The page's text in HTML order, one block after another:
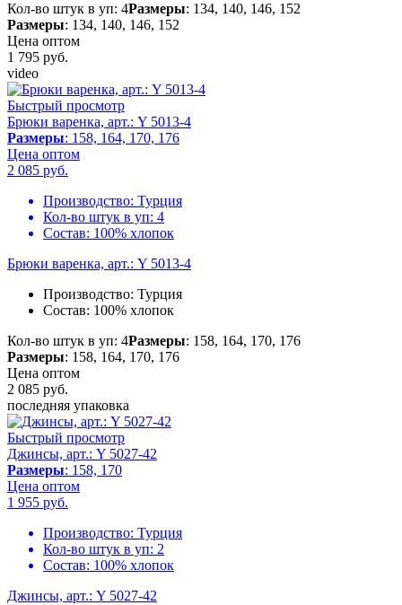
Кол-во штук в уп: 4Размеры: 134, 140, 146, 152
Размеры: 134, 140, 146, 152
Цена оптом
1 795 руб.
video
Быстрый просмотр
Брюки варенка, арт.: Y 5013-4
Размеры: 158, 164, 170, 176
Цена оптом
2 085 руб.
Производство: Турция
Кол-во штук в уп: 4
Состав: 100% хлопок
Брюки варенка, арт.: Y 5013-4
Производство: Турция
Состав: 100% хлопок
Кол-во штук в уп: 4Размеры: 158, 164, 170, 176
Размеры: 158, 164, 170, 176
Цена оптом
2 085 руб.
последняя упаковка
Быстрый просмотр
Джинсы, арт.: Y 5027-42
Размеры: 158, 170
Цена оптом
1 955 руб.
Производство: Турция
Кол-во штук в уп: 2
Состав: 100% хлопок
Джинсы, арт.: Y 5027-42